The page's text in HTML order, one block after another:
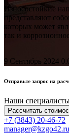
Износостойкие
представляют
которых может
так и
9 Сентябрь 2024
Отправьте запрос на
Наши
Рассчитать
+7 (3843) 20-46-72
manager@kzgo42.ru